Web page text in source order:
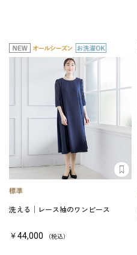
洗える│レース袖のワンピース
￥44,000 （税込）